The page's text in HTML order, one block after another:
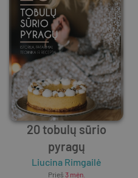
20 tobulų sūrio
pyragų
Liucina Rimgailė
Prieš 3 mėn.